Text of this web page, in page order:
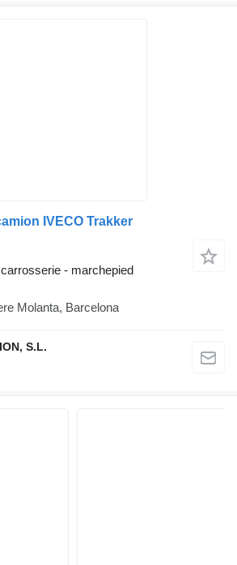
IVECO Trakker
- marchepied
Molanta, Barcelona
S.L.